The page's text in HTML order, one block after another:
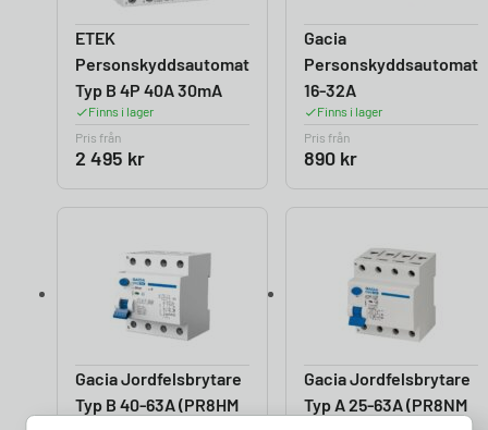
ETEK
Personskyddsautomat
Typ B 4P 40A 30mA
Finns i lager
Pris från
2 495 kr
Gacia
Personskyddsautomat
16-32A
Finns i lager
Pris från
890 kr
Gacia Jordfelsbrytare
Typ B 40-63A (PR8HM
Gacia Jordfelsbrytare
Typ A 25-63A (PR8NM